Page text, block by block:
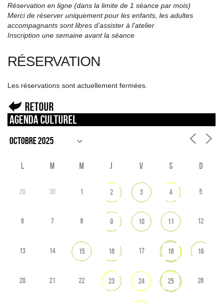
Réservation en ligne (dans la limite de 1 séance par mois)
Merci de réserver uniquement pour les enfants, les adultes
accompagnants sont libres d’assister à l’atelier
Inscription une semaine avant la séance
RÉSERVATION
Les réservations sont actuellement fermées.
Retour
Agenda culturel
L M M J V S D
29 30 1 2 3 4 5
6 7 8 9 10 11 12
13 14 15 16 17 18 19
20 21 22 23 24 25 26